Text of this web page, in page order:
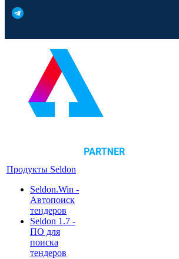
Продукты Seldon
Seldon.Win -
Автопоиск
тендеров
Seldon 1.7 -
ПО для
поиска
тендеров